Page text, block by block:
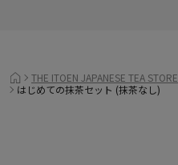
THE ITOEN JAPANESE TEA STORE
はじめての抹茶セット (抹茶なし)